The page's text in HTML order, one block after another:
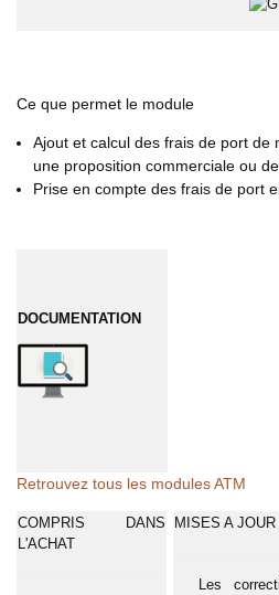
Ce que permet le module
Ajout et calcul des frais de port de
une proposition commerciale ou
Prise en compte des frais de port
DOCUMENTATION
Retrouvez tous les modules ATM
COMPRIS DANS
L'ACHAT
MISES A JOUR
Les